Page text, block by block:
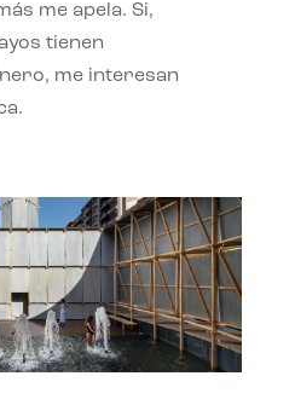
me apela. Si,
tienen
me interesan